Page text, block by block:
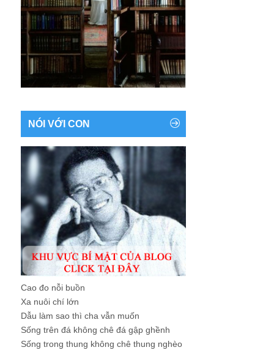
NÓI VỚI CON
Cao đo nỗi buồn
Xa nuôi chí lớn
Dẫu làm sao thì cha vẫn muốn
Sống trên đá không chê đá gập ghềnh
Sống trong thung không chê thung nghèo